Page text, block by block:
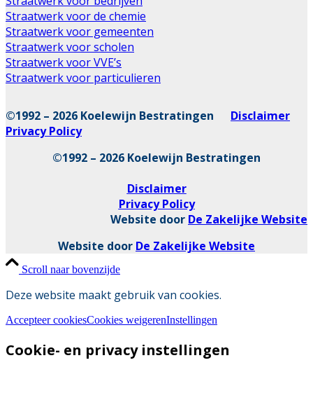
Straatwerk voor de chemie
Straatwerk voor gemeenten
Straatwerk voor scholen
Straatwerk voor VVE’s
Straatwerk voor particulieren
©1992 – 2026 Koelewijn Bestratingen Disclaimer
Privacy Policy
©1992 – 2026 Koelewijn Bestratingen
Disclaimer
Privacy Policy
Website door De Zakelijke Website
Website door De Zakelijke Website
Scroll naar bovenzijde
Deze website maakt gebruik van cookies.
Accepteer cookiesCookies weigerenInstellingen
Cookie- en privacy instellingen